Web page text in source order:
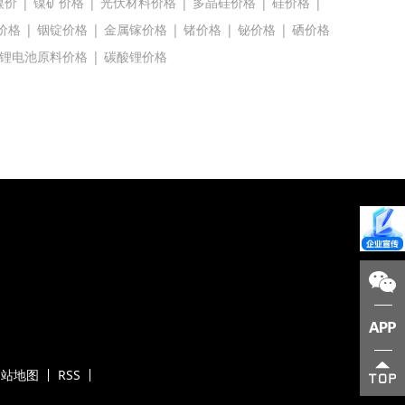
格 | 铟锭价格 | 金属镓价格 | 锗价格 | 铋价格 | 硒价格
锂电池原料价格 | 碳酸锂价格
地图 RSS